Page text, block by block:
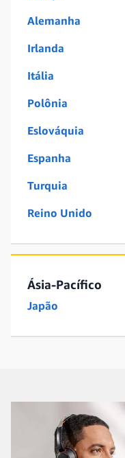
Alemanha
Irlanda
Itália
Polônia
Eslováquia
Espanha
Turquia
Reino Unido
Ásia-Pacífico
Japão